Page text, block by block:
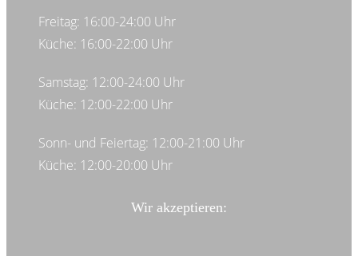
Freitag: 16:00-24:00 Uhr
Küche: 16:00-22:00 Uhr
Samstag: 12:00-24:00 Uhr
Küche: 12:00-22:00 Uhr
Sonn- und Feiertag: 12:00-21:00 Uhr
Küche: 12:00-20:00 Uhr
Wir akzeptieren: